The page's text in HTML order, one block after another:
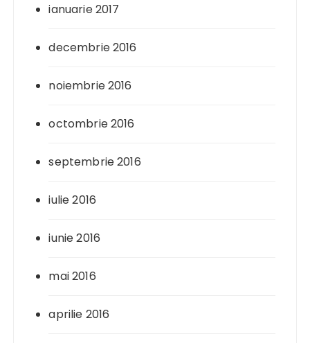
ianuarie 2017
decembrie 2016
noiembrie 2016
octombrie 2016
septembrie 2016
iulie 2016
iunie 2016
mai 2016
aprilie 2016